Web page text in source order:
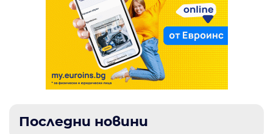
Последни новини